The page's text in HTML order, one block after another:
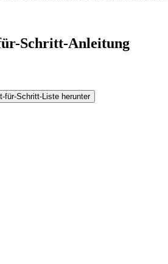
Schritt-Anleitung
für-Schritt-Liste herunter